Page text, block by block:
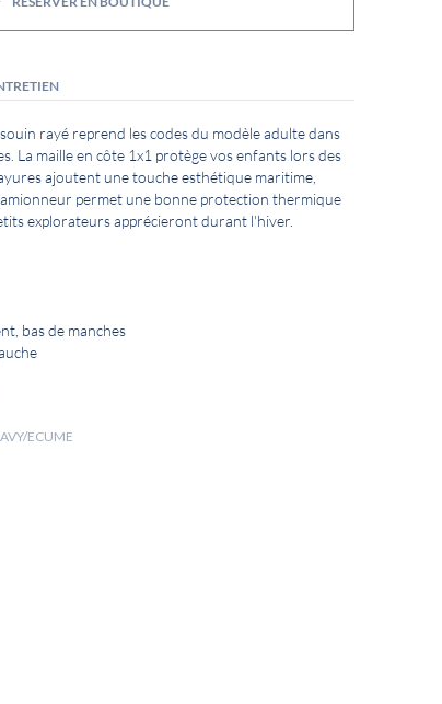
rayé reprend les codes du modèle adulte dans
La maille en côte 1x1 protège vos enfants lors des
ajoutent une touche esthétique maritime,
permet une bonne protection thermique
explorateurs apprécieront durant l'hiver.
bas de manches
ECUME